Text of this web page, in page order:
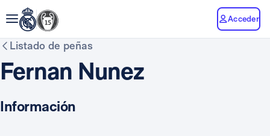
Acceder
Listado de peñas
Fernan Nunez
Información